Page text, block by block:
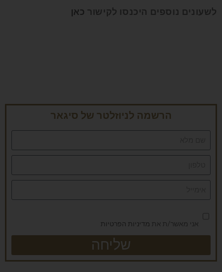
לשעונים נוספים היכנסו לקישור כאן
הרשמה לניוזלטר של סיגאר
אני מאשר/ת את מדיניות הפרטיות
שליחה